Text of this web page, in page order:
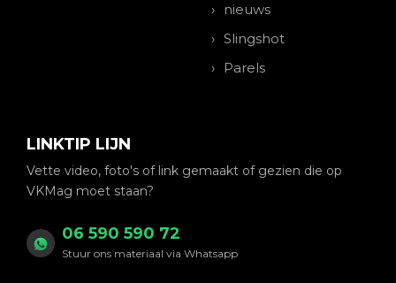
nieuws
Slingshot
Parels
LINKTIP LIJN
Vette video, foto's of link gemaakt of gezien die op
VKMag moet staan?
06 590 590 72
Stuur ons materiaal via Whatsapp